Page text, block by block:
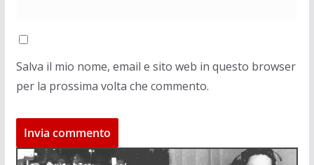
Salva il mio nome, email e sito web in questo browser
per la prossima volta che commento.